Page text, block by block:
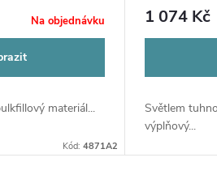
Na objednávku
materiál...
Kód: 4871A2
1 074 Kč
Světlem
výplňový...